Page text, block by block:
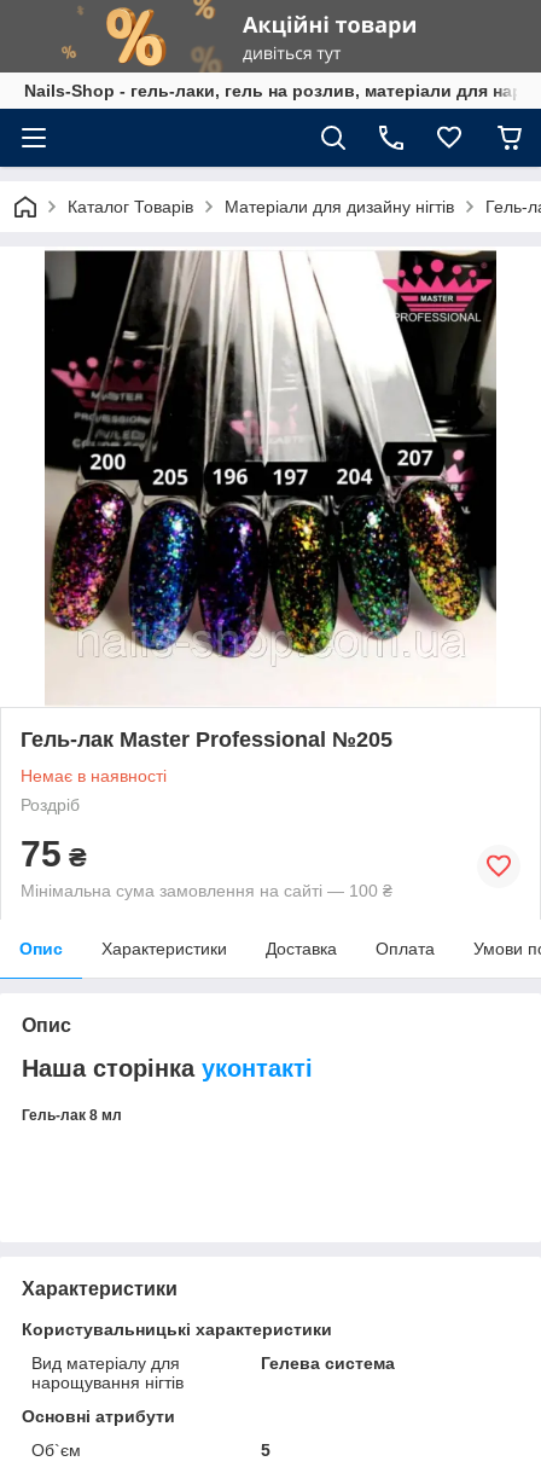
Nails-Shop - гель-лаки, гель на розлив, матеріали для
Каталог Товарів Матеріали для дизайну нігтів Гель-
Гель-лак Master Professional №205
Немає в наявності
Роздріб
75 ₴
Мінімальна сума замовлення на сайті — 100 ₴
Опис Характеристики Доставка Оплата Умови
Опис
Наша сторінка уконтакті
Гель-лак 8 мл
Характеристики
Користувальницькі характеристики
Вид матеріалу для
нарощування нігтів
Гелева система
Основні атрибути
Об`єм
5